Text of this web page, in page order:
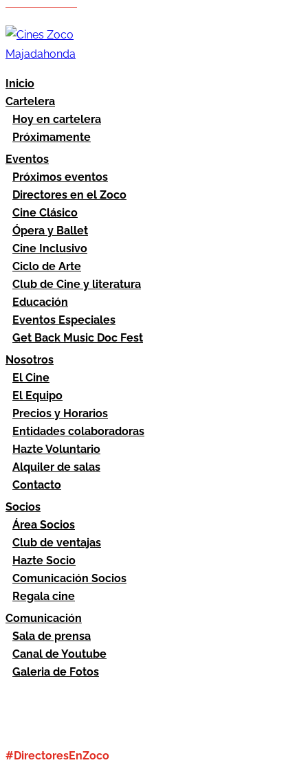
Inicio
Cartelera
Hoy en cartelera
Próximamente
Eventos
Próximos eventos
Directores en el Zoco
Cine Clásico
Ópera y Ballet
Cine Inclusivo
Ciclo de Arte
Club de Cine y literatura
Educación
Eventos Especiales
Get Back Music Doc Fest
Nosotros
El Cine
El Equipo
Precios y Horarios
Entidades colaboradoras
Hazte Voluntario
Alquiler de salas
Contacto
Socios
Área Socios
Club de ventajas
Hazte Socio
Comunicación Socios
Regala cine
Comunicación
Sala de prensa
Canal de Youtube
Galeria de Fotos
#DirectoresEnZoco